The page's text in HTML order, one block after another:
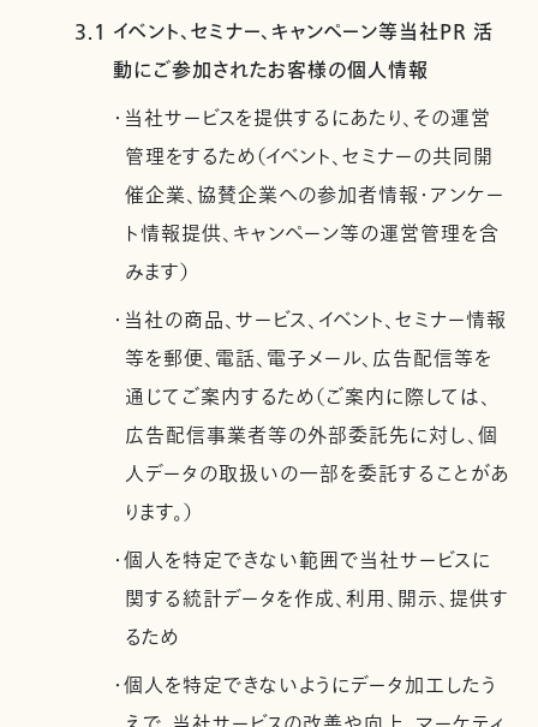
3.1 イベント、セミナー、キャンペーン等当社PR 活
動にご参加されたお客様の個人情報
・当社サービスを提供するにあたり、その運営
管理をするため（イベント、セミナーの共同開
催企業、協賛企業への参加者情報・アンケー
ト情報提供、キャンペーン等の運営管理を含
みます）
・当社の商品、サービス、イベント、セミナー情報
等を郵便、電話、電子メール、広告配信等を
通じてご案内するため（ご案内に際しては、
広告配信事業者等の外部委託先に対し、個
人データの取扱いの一部を委託することがあ
ります。）
・個人を特定できない範囲で当社サービスに
関する統計データを作成、利用、開示、提供す
るため
・個人を特定できないようにデータ加工したう